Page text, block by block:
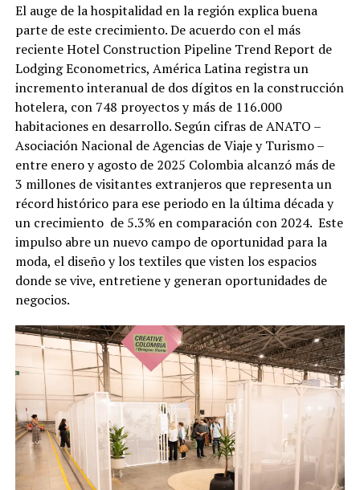
El auge de la hospitalidad en la región explica buena
parte de este crecimiento. De acuerdo con el más
reciente Hotel Construction Pipeline Trend Report de
Lodging Econometrics, América Latina registra un
incremento interanual de dos dígitos en la construcción
hotelera, con 748 proyectos y más de 116.000
habitaciones en desarrollo. Según cifras de ANATO –
Asociación Nacional de Agencias de Viaje y Turismo –
entre enero y agosto de 2025 Colombia alcanzó más de
3 millones de visitantes extranjeros que representa un
récord histórico para ese periodo en la última década y
un crecimiento de 5.3% en comparación con 2024. Este
impulso abre un nuevo campo de oportunidad para la
moda, el diseño y los textiles que visten los espacios
donde se vive, entretiene y generan oportunidades de
negocios.